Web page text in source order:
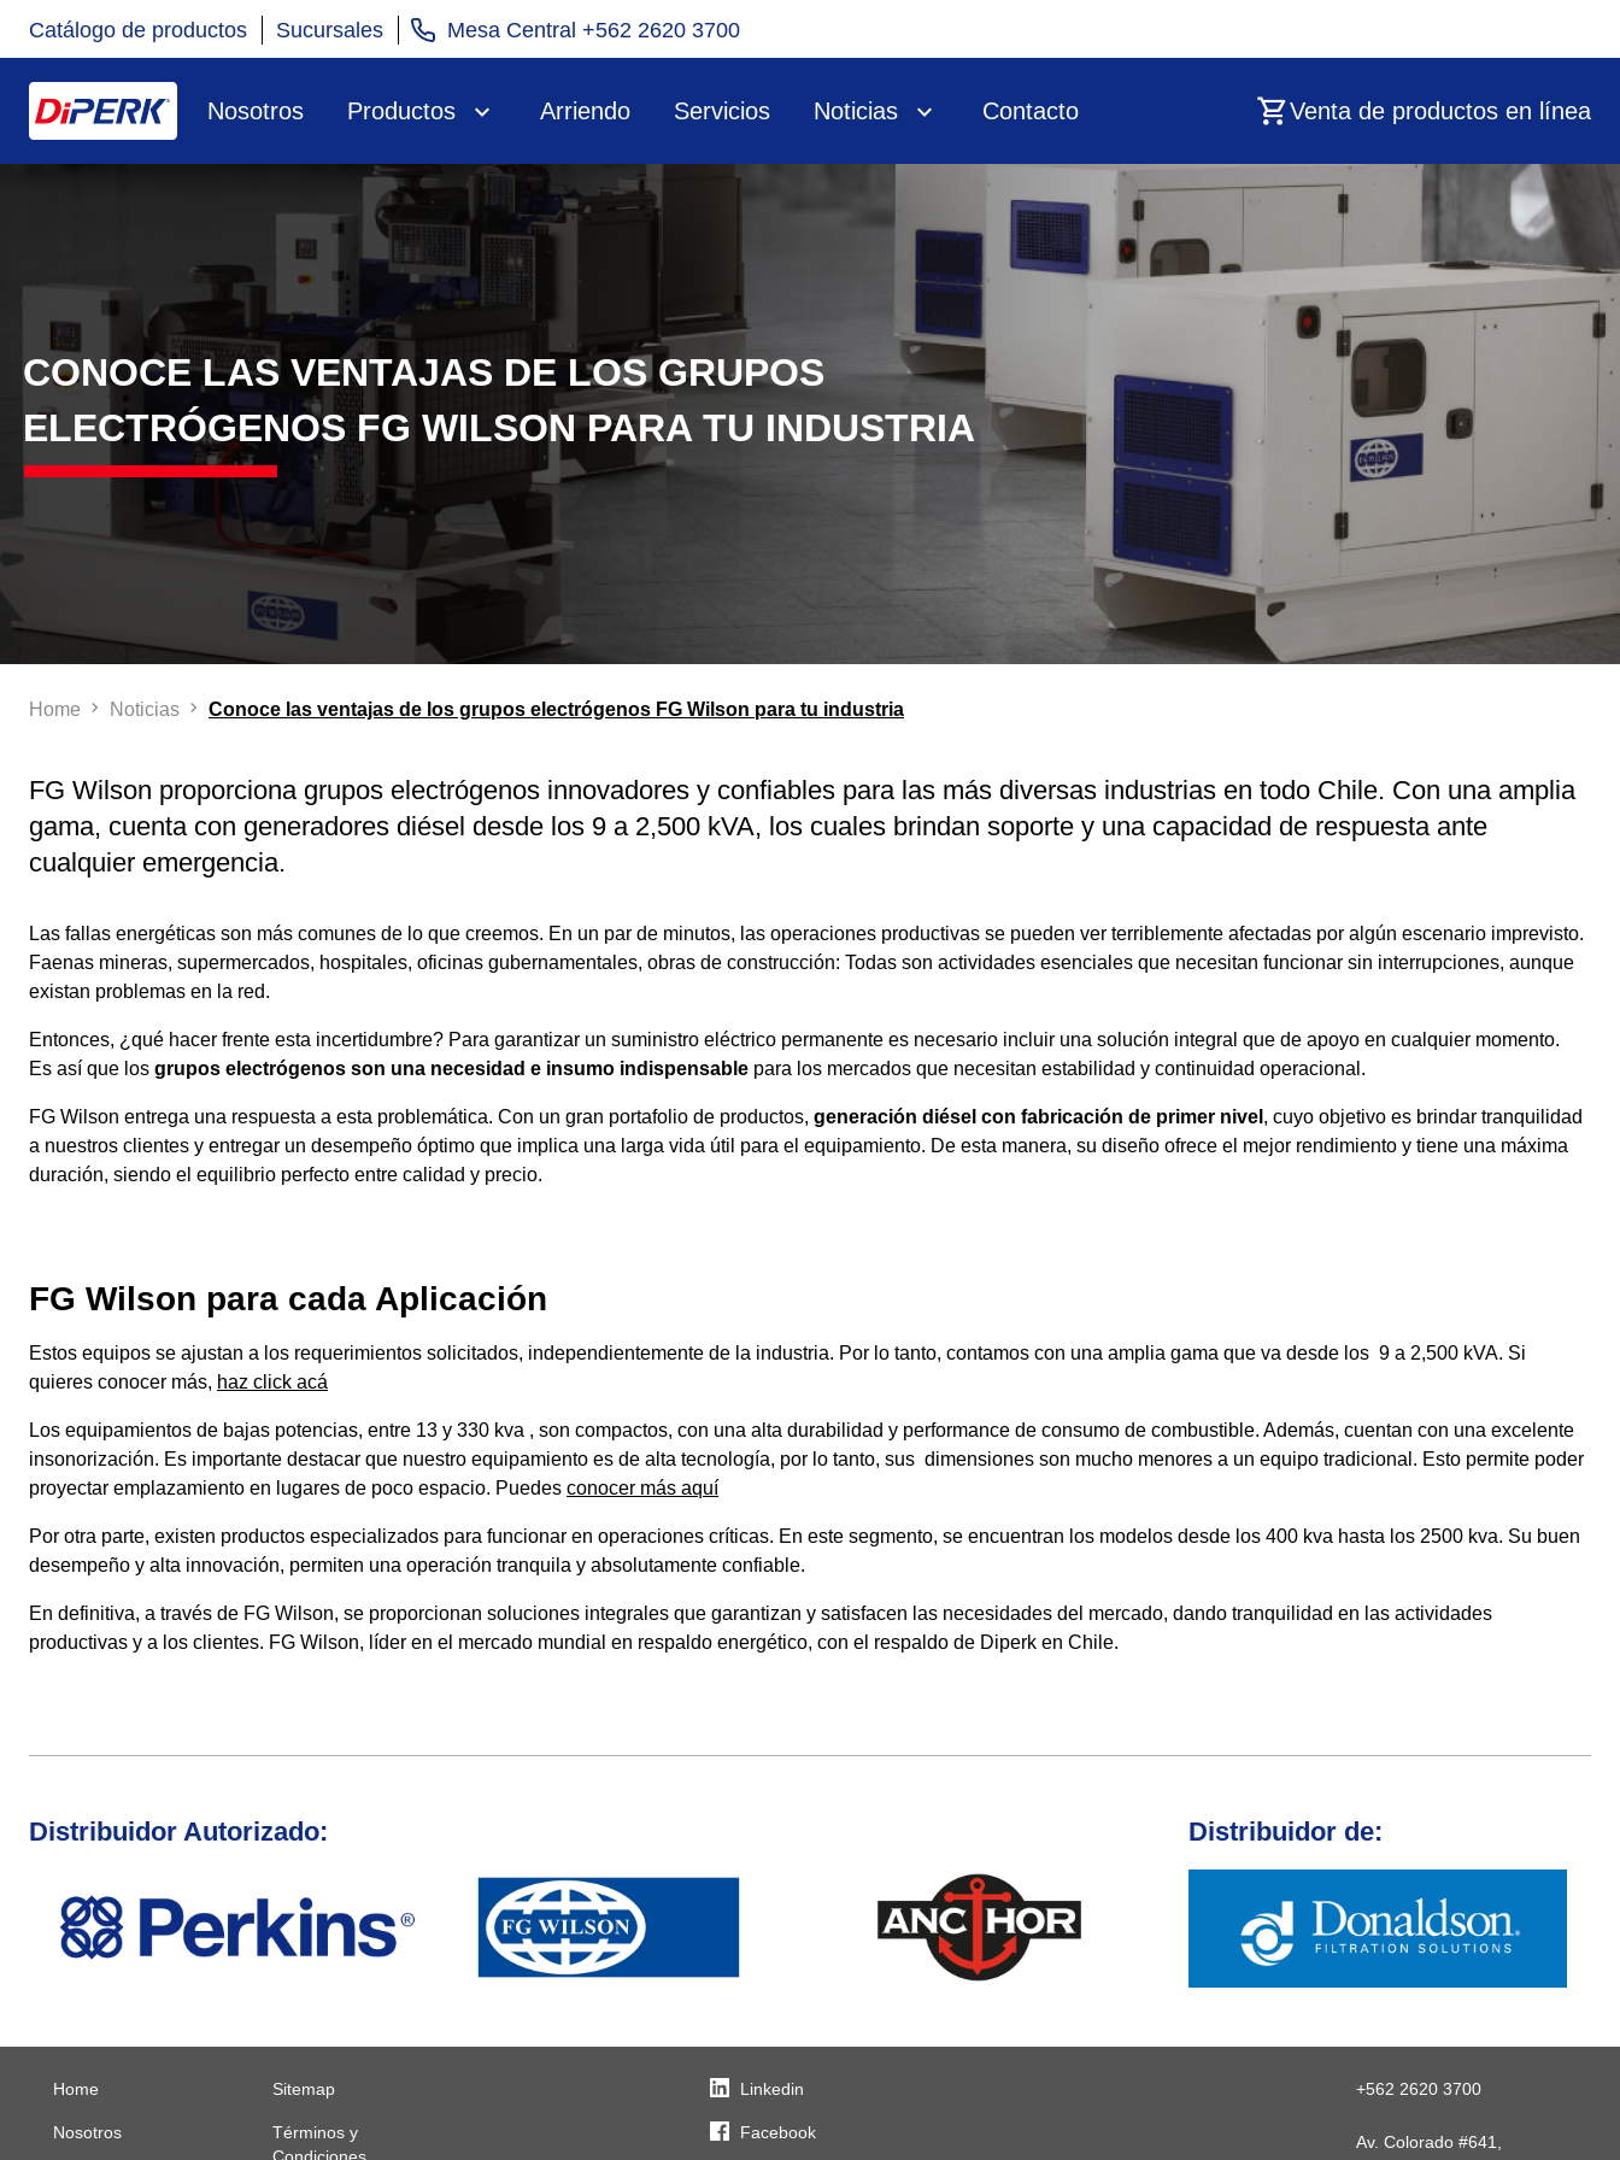
Catálogo de productos Sucursales Mesa Central +562 2620 3700
Nosotros Productos Arriendo Servicios Noticias Contacto Venta de productos en línea
CONOCE LAS VENTAJAS DE LOS GRUPOS
ELECTRÓGENOS FG WILSON PARA TU INDUSTRIA
Home Noticias Conoce las ventajas de los grupos electrógenos FG Wilson para tu industria
FG Wilson proporciona grupos electrógenos innovadores y confiables para las más diversas industrias en todo Chile. Con una amplia
gama, cuenta con generadores diésel desde los 9 a 2,500 kVA, los cuales brindan soporte y una capacidad de respuesta ante
cualquier emergencia.
Las fallas energéticas son más comunes de lo que creemos. En un par de minutos, las operaciones productivas se pueden ver terriblemente afectadas por algún escenario imprevisto.
Faenas mineras, supermercados, hospitales, oficinas gubernamentales, obras de construcción: Todas son actividades esenciales que necesitan funcionar sin interrupciones, aunque
existan problemas en la red.
Entonces, ¿qué hacer frente esta incertidumbre? Para garantizar un suministro eléctrico permanente es necesario incluir una solución integral que de apoyo en cualquier momento.
Es así que los grupos electrógenos son una necesidad e insumo indispensable para los mercados que necesitan estabilidad y continuidad operacional.
FG Wilson entrega una respuesta a esta problemática. Con un gran portafolio de productos, generación diésel con fabricación de primer nivel , cuyo objetivo es brindar tranquilidad
a nuestros clientes y entregar un desempeño óptimo que implica una larga vida útil para el equipamiento. De esta manera, su diseño ofrece el mejor rendimiento y tiene una máxima
duración, siendo el equilibrio perfecto entre calidad y precio.
FG Wilson para cada Aplicación
Estos equipos se ajustan a los requerimientos solicitados, independientemente de la industria. Por lo tanto, contamos con una amplia gama que va desde los 9 a 2,500 kVA. Si
quieres conocer más, haz click acá
Los equipamientos de bajas potencias, entre 13 y 330 kva , son compactos, con una alta durabilidad y performance de consumo de combustible. Además, cuentan con una excelente
insonorización. Es importante destacar que nuestro equipamiento es de alta tecnología, por lo tanto, sus dimensiones son mucho menores a un equipo tradicional. Esto permite poder
proyectar emplazamiento en lugares de poco espacio. Puedes conocer más aquí
Por otra parte, existen productos especializados para funcionar en operaciones críticas. En este segmento, se encuentran los modelos desde los 400 kva hasta los 2500 kva. Su buen
desempeño y alta innovación, permiten una operación tranquila y absolutamente confiable.
En definitiva, a través de FG Wilson, se proporcionan soluciones integrales que garantizan y satisfacen las necesidades del mercado, dando tranquilidad en las actividades
productivas y a los clientes. FG Wilson, líder en el mercado mundial en respaldo energético, con el respaldo de Diperk en Chile.
Distribuidor Autorizado: Distribuidor de:
Home
Nosotros
Sitemap
Términos y
Linkedin
Facebook
+562 2620 3700
Av. Colorado #641,